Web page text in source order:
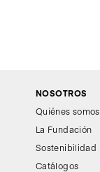
NOSOTROS
Quiénes somos
La Fundación
Sostenibilidad
Catálogos